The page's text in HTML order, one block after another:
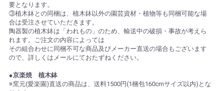
要となります。
③植木鉢との同梱は、植木鉢以外の園芸資材・植物等も同梱可能な場
合は受注させていただきます。
陶器製の植木鉢は「われもの」のため、輸送中の破損・事故が考えら
れます。ご注文の内容によっては
その組合わせに同梱不可な商品及びメーカー直送の場合もございます
ので、詳しくはメールにておたずねください。
●京楽焼 植木鉢
※窯元(愛楽園)直送の商品は、送料1500円(1梱包160cmサイズ以内)とな